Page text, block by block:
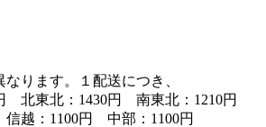
ります。１配送につき、
北東北：1430円 南東北：1210円
越：1100円 中部：1100円